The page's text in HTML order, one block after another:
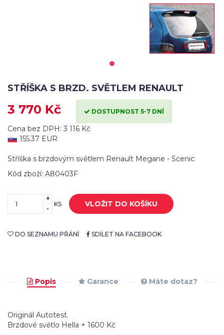
STŘÍŠKA S BRZD. SVĚTLEM RENAULT
3 770 Kč DOSTUPNOST 5-7 DNÍ
Cena bez DPH: 3 116 Kč
155.37 EUR
Stříška s brzdovým světlem Renault Megane - Scenic
Kód zboží: A80403F
+
-
KS VLOŽIT DO KOŠÍKU
DO SEZNAMU PŘÁNÍ SDÍLET NA FACEBOOK
Popis Garance Máte dotaz?
Originál Autotest.
Brzdové světlo Hella + 1600 Kč